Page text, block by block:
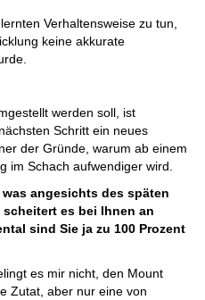
Verhaltensweise zu tun,
keine akkurate
werden soll, ist
Schritt ein neues
der Gründe, warum ab einem
im Schach aufwendiger wird.
angesichts des späten
es bei Ihnen an
sind Sie ja zu 100 Prozent
es mir nicht, den Mount
Zutat, aber nur eine von